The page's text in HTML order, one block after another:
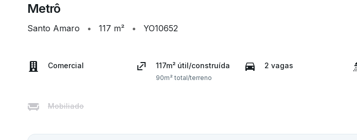
Metrô
Santo Amaro • 117 m² • YO10652
Comercial 117m² útil/construída
90m² total/terreno
2 vagas
Mobiliado